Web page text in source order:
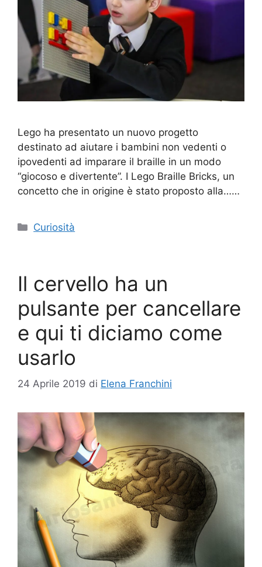
Lego ha presentato un nuovo progetto
destinato ad aiutare i bambini non vedenti o
ipovedenti ad imparare il braille in un modo
“giocoso e divertente”. I Lego Braille Bricks, un
concetto che in origine è stato proposto alla……
Categorie
Curiosità
Il cervello ha un
pulsante per cancellare
e qui ti diciamo come
usarlo
24 Aprile 2019 di Elena Franchini